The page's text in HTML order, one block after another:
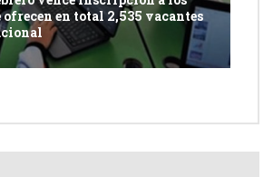
ofrecen en total 2,535 vacantes